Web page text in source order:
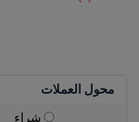
محول العملات
شراء